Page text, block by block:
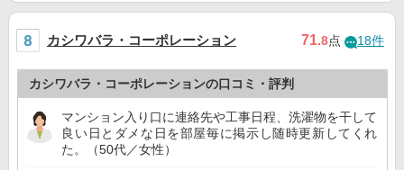
カシワバラ・コーポレーション 71.8点 18件
カシワバラ・コーポレーションの口コミ・評判
マンション入り口に連絡先や工事日程、洗濯物を干して
良い日とダメな日を部屋毎に掲示し随時更新してくれ
た。（50代／女性）